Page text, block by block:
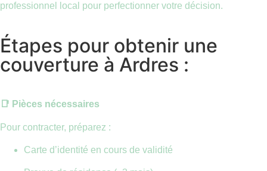
professionnel local pour perfectionner votre décision.
Étapes pour obtenir une
couverture à Ardres :
📑 Pièces nécessaires
Pour contracter, préparez :
Carte d’identité en cours de validité